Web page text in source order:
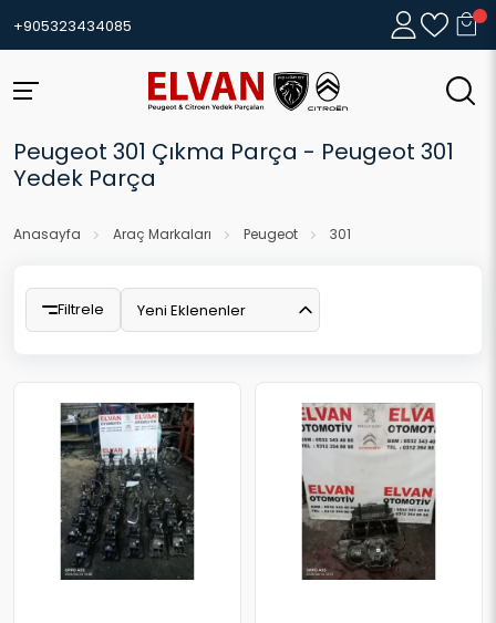
+905323434085
Peugeot 301 Çıkma Parça - Peugeot 301
Yedek Parça
Anasayfa Araç Markaları Peugeot 301
Filtrele Yeni Eklenenler